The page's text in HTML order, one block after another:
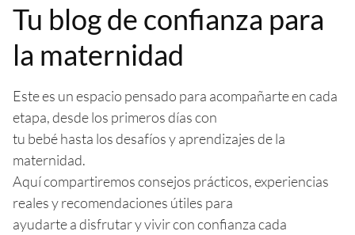
Tu blog de confianza para
la maternidad
Este es un espacio pensado para acompañarte en cada
etapa, desde los primeros días con
tu bebé hasta los desafíos y aprendizajes de la
maternidad.
Aquí compartiremos consejos prácticos, experiencias
reales y recomendaciones útiles para
ayudarte a disfrutar y vivir con confianza cada